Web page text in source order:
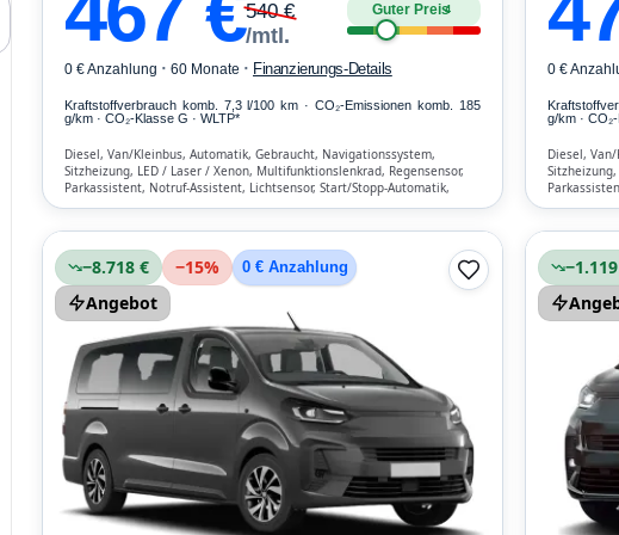
540€
/mtl.
Guter Preis4
0 € Anzahlung · 60 Monate · Finanzierungs-Details
Kraftstoffverbrauch komb. 7,3 l/100 km · CO₂-Emissionen komb. 185
g/km · CO₂-Klasse G · WLTP*
Diesel, Van/Kleinbus, Automatik, Gebraucht, Navigationssystem,
Sitzheizung, LED / Laser / Xenon, Multifunktionslenkrad, Regensensor,
Parkassistent, Notruf-Assistent, Lichtsensor, Start/Stopp-Automatik,
0 €
g/km ·
Diesel,
−8.718 € −15% 0 € Anzahlung
Angebot